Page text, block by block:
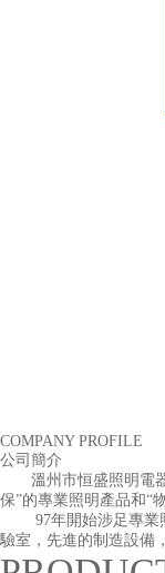
COMPANY PROFILE
公司簡介
溫州市恒盛照明電器
保”的專業照明產品和“
97年開始涉足專業照
驗室，先進的制造設備